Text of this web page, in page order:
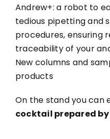
Andrew+: a robot to
tedious pipetting and
procedures, ensuring
traceability of your
New columns and
products
On the stand you can
cocktail prepared